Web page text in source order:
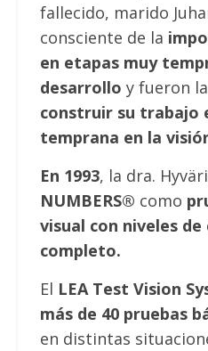
fallecido, marido
consciente de la
en etapas muy
desarrollo y fueron la
construir su trabajo
temprana en la
En 1993, la dra.
NUMBERS® como
visual con niveles
completo.
El LEA Test Vision
más de 40 pruebas
en distintas